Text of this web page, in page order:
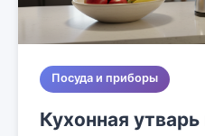
Посуда и приборы
Кухонная